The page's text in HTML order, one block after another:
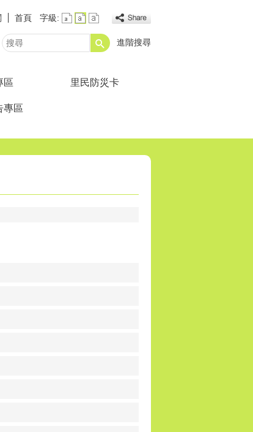
首頁 字級:
搜
進階搜尋
區 里民防災卡
專區